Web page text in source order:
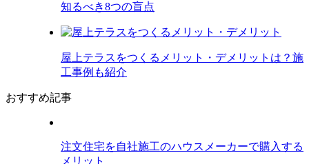
知るべき8つの盲点
屋上テラスをつくるメリット・デメリットは？施
工事例も紹介
おすすめ記事
注文住宅を自社施工のハウスメーカーで購入する
メリット